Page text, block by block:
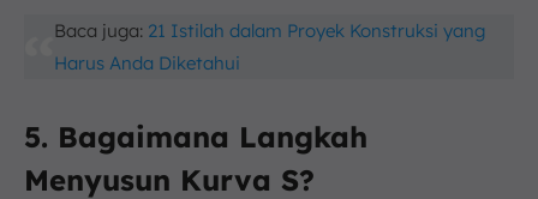
Baca juga: 21 Istilah dalam Proyek Konstruksi yang
Harus Anda Diketahui
5. Bagaimana Langkah
Menyusun Kurva S?